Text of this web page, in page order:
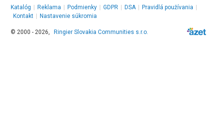
Katalóg Reklama Podmienky GDPR DSA Pravidlá používania
Kontakt
Nastavenie súkromia
© 2000 - 2026, Ringier Slovakia Communities s.r.o.